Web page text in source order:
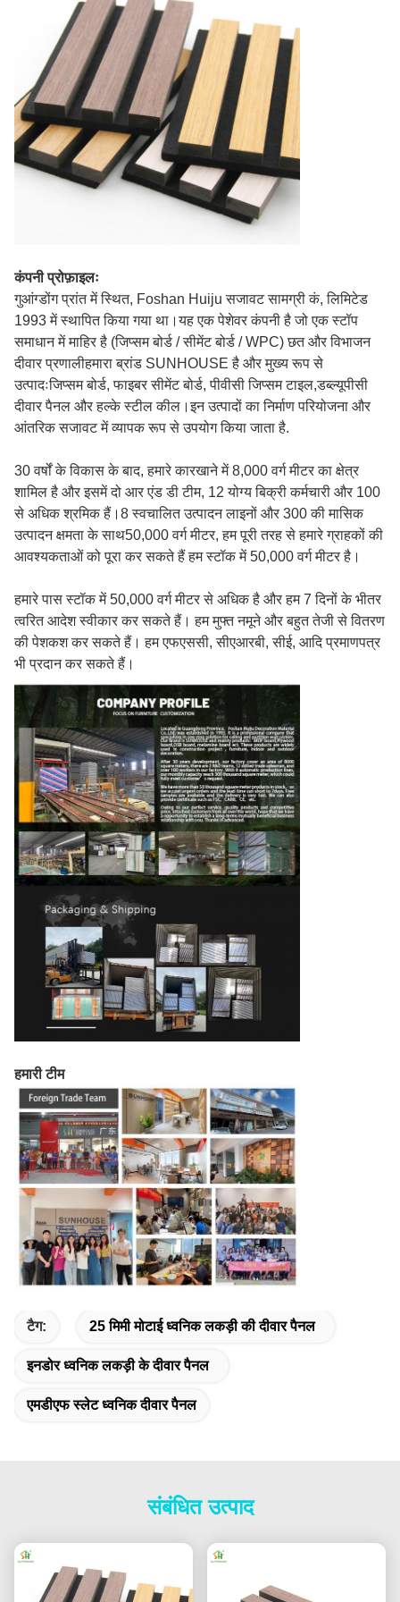
कंपनी प्रोफ़ाइलः
गुआंग्डोंग प्रांत में स्थित, Foshan Huiju सजावट सामग्री कं, लिमिटेड
1993 में स्थापित किया गया था।यह एक पेशेवर कंपनी है जो एक स्टॉप
समाधान में माहिर है (जिप्सम बोर्ड / सीमेंट बोर्ड / WPC) छत और विभाजन
दीवार प्रणालीहमारा ब्रांड SUNHOUSE है और मुख्य रूप से
उत्पादःजिप्सम बोर्ड, फाइबर सीमेंट बोर्ड, पीवीसी जिप्सम टाइल,डब्ल्यूपीसी
दीवार पैनल और हल्के स्टील कील।इन उत्पादों का निर्माण परियोजना और
आंतरिक सजावट में व्यापक रूप से उपयोग किया जाता है.
30 वर्षों के विकास के बाद, हमारे कारखाने में 8,000 वर्ग मीटर का क्षेत्र
शामिल है और इसमें दो आर एंड डी टीम, 12 योग्य बिक्री कर्मचारी और 100
से अधिक श्रमिक हैं।8 स्वचालित उत्पादन लाइनों और 300 की मासिक
उत्पादन क्षमता के साथ50,000 वर्ग मीटर, हम पूरी तरह से हमारे ग्राहकों की
आवश्यकताओं को पूरा कर सकते हैं हम स्टॉक में 50,000 वर्ग मीटर है।
हमारे पास स्टॉक में 50,000 वर्ग मीटर से अधिक है और हम 7 दिनों के भीतर
त्वरित आदेश स्वीकार कर सकते हैं। हम मुफ्त नमूने और बहुत तेजी से वितरण
की पेशकश कर सकते हैं। हम एफएससी, सीएआरबी, सीई, आदि प्रमाणपत्र
भी प्रदान कर सकते हैं।
हमारी टीम
टैग: 25 मिमी मोटाई ध्वनिक लकड़ी की दीवार पैनल
इनडोर ध्वनिक लकड़ी के दीवार पैनल
एमडीएफ स्लेट ध्वनिक दीवार पैनल
संबंधित उत्पाद